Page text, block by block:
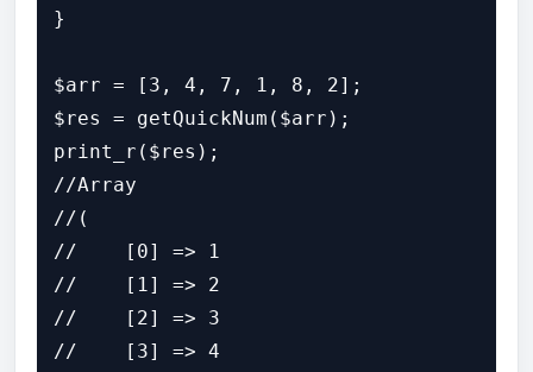
}
$arr = [3, 4, 7, 1, 8, 2];
$res = getQuickNum($arr);
print_r($res);
//Array
//(
//    [0] => 1
//    [1] => 2
//    [2] => 3
//    [3] => 4